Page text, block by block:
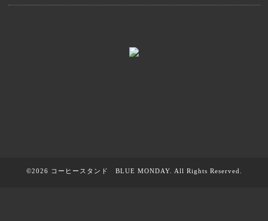
©2026 コーヒースタンド BLUE MONDAY. All Rights Reserved.